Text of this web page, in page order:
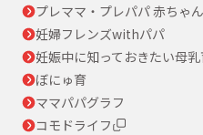
プレママ・プレパパ 赤ちゃ
妊婦フレンズwithパパ
妊娠中に知っておきたい母
ぼにゅ育
ママパパグラフ
コモドライフ